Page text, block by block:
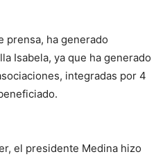
prensa, ha generado
Isabela, ya que ha generado
integradas por 4
el presidente Medina hizo